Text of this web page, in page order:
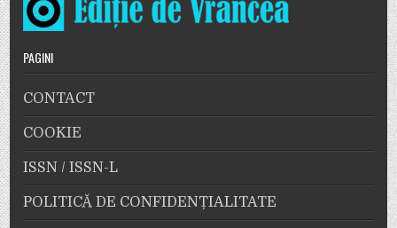
PAGINI
CONTACT
COOKIE
ISSN / ISSN-L
POLITICĂ DE CONFIDENȚIALITATE